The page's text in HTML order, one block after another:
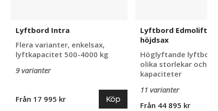
Lyftbord Intra
Flera varianter, enkelsax,
lyftkapacitet 500-4000 kg
9 varianter
Från 17 995 kr Köp
Lyftbord Edmolift T-
höjdsax
Höglyftande lyftbord
olika storlekar och
kapaciteter
11 varianter
Från 44 895 kr